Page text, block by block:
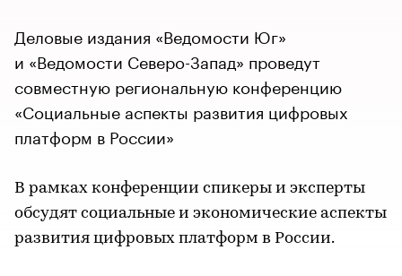
Деловые издания «Ведомости Юг»
и «Ведомости Северо-Запад» проведут
совместную региональную конференцию
«Социальные аспекты развития цифровых
платформ в России»
В рамках конференции спикеры и эксперты
обсудят социальные и экономические аспекты
развития цифровых платформ в России.